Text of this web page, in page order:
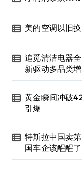
美的空调以旧
追觅清洁电器
新驱动多品类
黄金瞬间冲破
引爆
特斯拉中国卖
国车企该醒醒了